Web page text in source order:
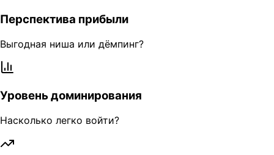
Перспектива прибыли
Выгодная ниша или дёмпинг?
Уровень доминирования
Насколько легко войти?